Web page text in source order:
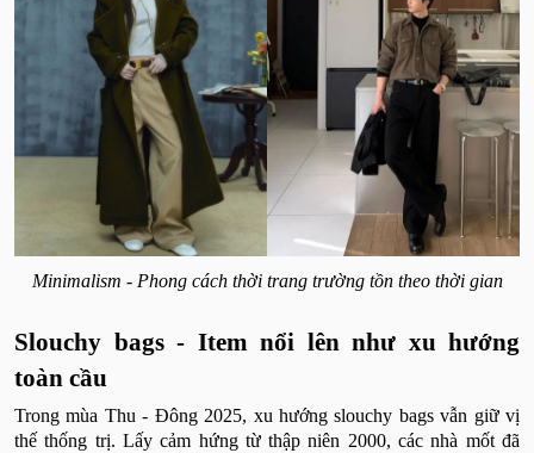
Minimalism - Phong cách thời trang trường tồn theo thời gian
Slouchy bags - Item nổi lên như xu hướng
toàn cầu
Trong mùa Thu - Đông 2025, xu hướng slouchy bags vẫn giữ vị
thế thống trị. Lấy cảm hứng từ thập niên 2000, các nhà mốt đã